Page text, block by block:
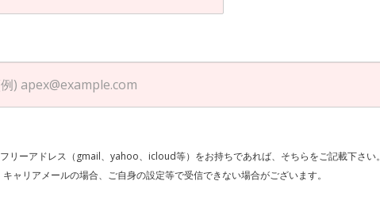
リーアドレス（gmail、yahoo、icloud等）をお持ちであれば、そちらをご記載下さい。
自身の設定等で受信できない場合がございます。